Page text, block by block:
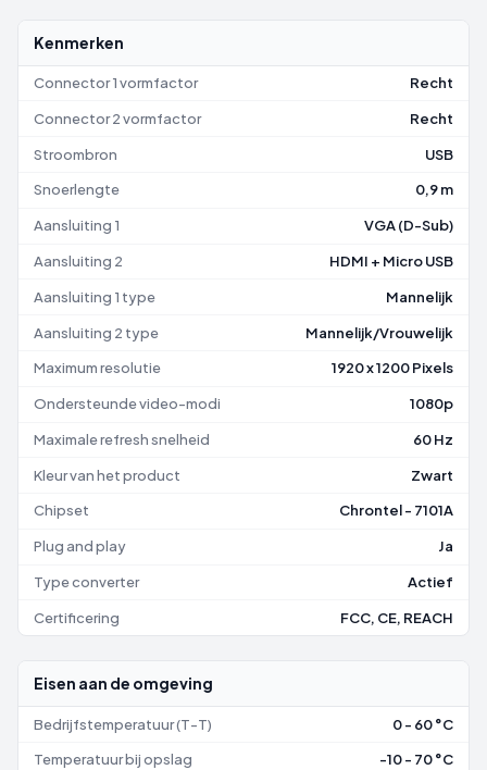
Kenmerken
Connector 1 vormfactor Recht
Connector 2 vormfactor Recht
Stroombron USB
Snoerlengte 0,9 m
Aansluiting 1 VGA (D-Sub)
Aansluiting 2 HDMI + Micro USB
Aansluiting 1 type Mannelijk
Aansluiting 2 type Mannelijk/Vrouwelijk
Maximum resolutie 1920 x 1200 Pixels
Ondersteunde video-modi 1080p
Maximale refresh snelheid 60 Hz
Kleur van het product Zwart
Chipset Chrontel - 7101A
Plug and play Ja
Type converter Actief
Certificering FCC, CE, REACH
Eisen aan de omgeving
Bedrijfstemperatuur (T-T) 0 - 60 °C
Temperatuur bij opslag -10 - 70 °C